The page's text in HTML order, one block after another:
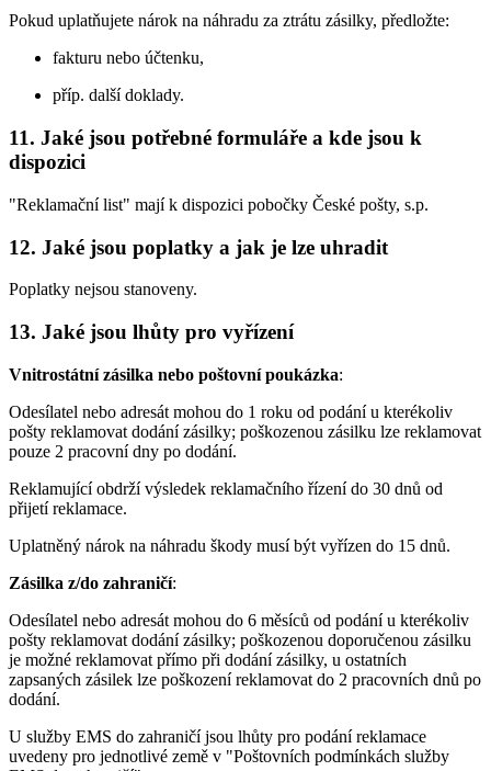
Pokud uplatňujete nárok na náhradu za ztrátu zásilky, předložte:
fakturu nebo účtenku,
příp. další doklady.
11. Jaké jsou potřebné formuláře a kde jsou k
dispozici
"Reklamační list" mají k dispozici pobočky České pošty, s.p.
12. Jaké jsou poplatky a jak je lze uhradit
Poplatky nejsou stanoveny.
13. Jaké jsou lhůty pro vyřízení
Vnitrostátní zásilka nebo poštovní poukázka:
Odesílatel nebo adresát mohou do 1 roku od podání u kterékoliv
pošty reklamovat dodání zásilky; poškozenou zásilku lze reklamovat
pouze 2 pracovní dny po dodání.
Reklamující obdrží výsledek reklamačního řízení do 30 dnů od
přijetí reklamace.
Uplatněný nárok na náhradu škody musí být vyřízen do 15 dnů.
Zásilka z/do zahraničí:
Odesílatel nebo adresát mohou do 6 měsíců od podání u kterékoliv
pošty reklamovat dodání zásilky; poškozenou doporučenou zásilku
je možné reklamovat přímo při dodání zásilky, u ostatních
zapsaných zásilek lze poškození reklamovat do 2 pracovních dnů po
dodání.
U služby EMS do zahraničí jsou lhůty pro podání reklamace
uvedeny pro jednotlivé země v "Poštovních podmínkách služby